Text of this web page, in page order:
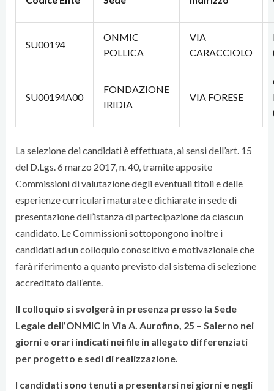
SU00194
ONMIC
POLLICA
VIA
CARACCIOLO
SU00194A00
FONDAZIONE
IRIDIA
VIA FORESE
La selezione dei candidati è effettuata, ai sensi dell’art. 15
del D.Lgs. 6 marzo 2017, n. 40, tramite apposite
Commissioni di valutazione degli eventuali titoli e delle
esperienze curriculari maturate e dichiarate in sede di
presentazione dell’istanza di partecipazione da ciascun
candidato. Le Commissioni sottopongono inoltre i
candidati ad un colloquio conoscitivo e motivazionale che
farà riferimento a quanto previsto dal sistema di selezione
accreditato dall’ente.
Il colloquio si svolgerà in presenza presso la Sede
Legale dell’ONMIC In Via A. Aurofino, 25 – Salerno nei
giorni e orari indicati nei file in allegato differenziati
per progetto e sedi di realizzazione.
I candidati sono tenuti a presentarsi nei giorni e negli